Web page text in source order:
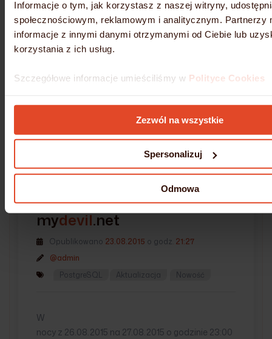
Informacje o tym, jak korzystasz z naszej witryny,
społecznościowym, reklamowym i analitycznym. Partnerzy
informacje z innymi danymi otrzymanymi od Ciebie lub
korzystania z ich usług.
Szczegółowe informacje umieściliśmy w Polityce Cookies
Zezwól na wszystkie
Spersonalizuj
Odmowa
PostgreSQL: hstore oraz ltree, można je włączyć
poleceniem:devil pgsql extensionsnazwa_bazy
rozszerzenie
lub z poziomu opcji rozszerzeń dla PgSQL w
ZWIŃ
AKTUALIZACJA
Aktualizacja na serwerach
mydevil.net
Opublikowano 23.08.2015 o godz. 21:27
@admin
PostgreSQL
Aktualizacja Nowość
W
nocy z 26.08.2015 na 27.08.2015 o godzinie 23:00